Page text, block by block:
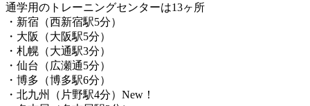
通学用のトレーニングセンターは13ヶ所
・新宿（西新宿駅5分）
・大阪（大阪駅5分）
・札幌（大通駅3分）
・仙台（広瀬通5分）
・博多（博多駅6分）
・北九州（片野駅4分）New！